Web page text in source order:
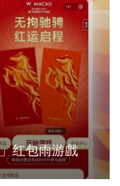
红包雨游戲